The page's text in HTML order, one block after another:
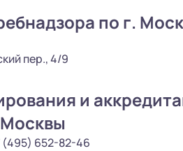
по г.
пер., 4/9
и
(495) 652-82-46